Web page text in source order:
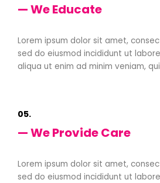
— We Educate
Lorem ipsum dolor sit amet,
sed do eiusmod incididunt ut
aliqua ut enim ad minim veniam,
05.
— We Provide Care
Lorem ipsum dolor sit amet,
sed do eiusmod incididunt ut